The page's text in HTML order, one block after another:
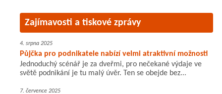
Zajímavosti a tiskové zprávy
4. srpna 2025
Půjčka pro podnikatele nabízí velmi atraktivní možnosti
Jednoduchý scénář je za dveřmi, pro nečekané výdaje ve
světě podnikání je tu malý úvěr. Ten se obejde bez...
7. července 2025